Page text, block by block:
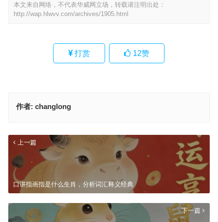
本文来自网络，不代表华威网立场，转载请注明出处：
http://wap.hlwvv.com/archives/1905.html
打赏 12赞
作者: changlong
上一篇
口讲指画指是什么生肖，分析词汇释义经典
下一篇